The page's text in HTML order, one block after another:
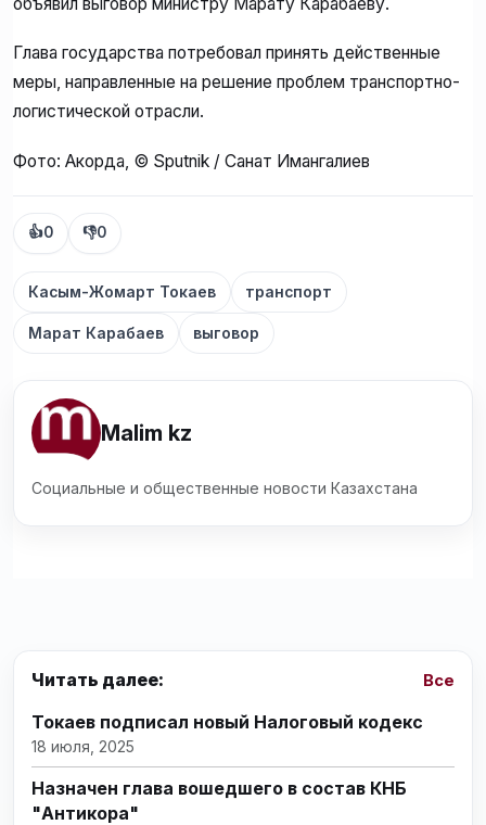
Глава государства потребовал принять действенные
меры, направленные на решение проблем транспортно-
логистической отрасли.
Фото: Акорда, © Sputnik / Санат Имангалиев
👍0 👎0
Касым-Жомарт Токаев транспорт
Марат Карабаев выговор
Malim kz
Социальные и общественные новости Казахстана
Читать далее: Все
Токаев подписал новый Налоговый кодекс
18 июля, 2025
Назначен глава вошедшего в состав КНБ
"Антикора"